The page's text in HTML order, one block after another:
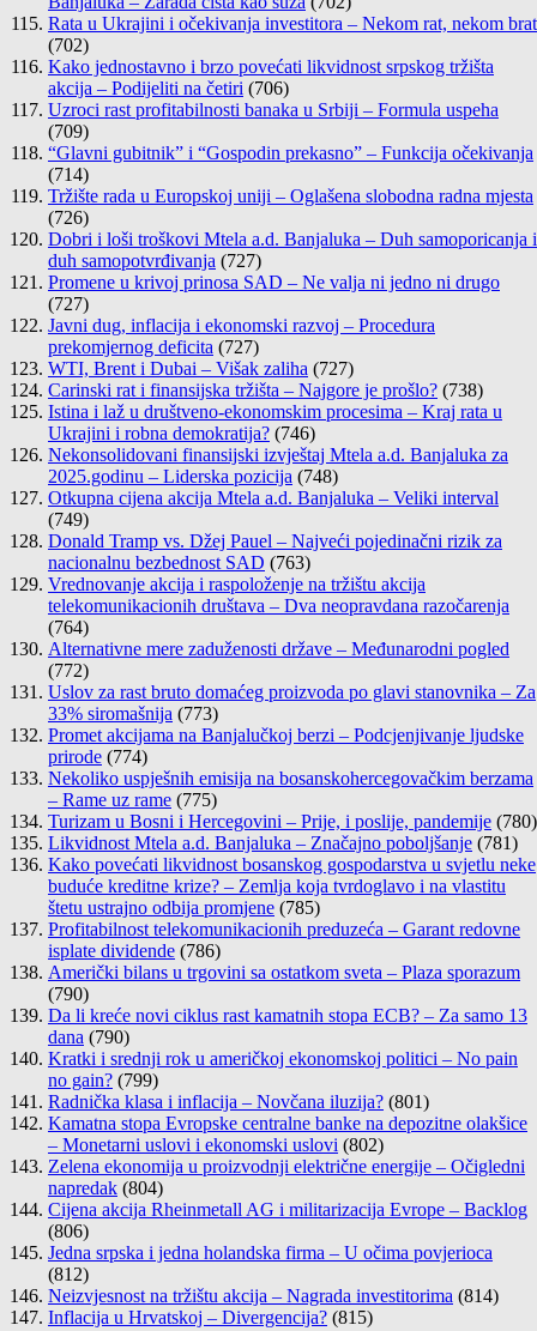
Rata u Ukrajini i očekivanja investitora – Nekom rat, nekom brat
(702)
Kako jednostavno i brzo povećati likvidnost srpskog tržišta
akcija – Podijeliti na četiri (706)
Uzroci rast profitabilnosti banaka u Srbiji – Formula uspeha
(709)
“Glavni gubitnik” i “Gospodin prekasno” – Funkcija očekivanja
(714)
Tržište rada u Europskoj uniji – Oglašena slobodna radna mjesta
(726)
Dobri i loši troškovi Mtela a.d. Banjaluka – Duh samoporicanja i
duh samopotvrđivanja (727)
Promene u krivoj prinosa SAD – Ne valja ni jedno ni drugo
(727)
Javni dug, inflacija i ekonomski razvoj – Procedura
prekomjernog deficita (727)
WTI, Brent i Dubai – Višak zaliha (727)
Carinski rat i finansijska tržišta – Najgore je prošlo? (738)
Istina i laž u društveno-ekonomskim procesima – Kraj rata u
Ukrajini i robna demokratija? (746)
Nekonsolidovani finansijski izvještaj Mtela a.d. Banjaluka za
2025.godinu – Liderska pozicija (748)
Otkupna cijena akcija Mtela a.d. Banjaluka – Veliki interval
(749)
Donald Tramp vs. Džej Pauel – Najveći pojedinačni rizik za
nacionalnu bezbednost SAD (763)
Vrednovanje akcija i raspoloženje na tržištu akcija
telekomunikacionih društava – Dva neopravdana razočarenja
(764)
Alternativne mere zaduženosti države – Međunarodni pogled
(772)
Uslov za rast bruto domaćeg proizvoda po glavi stanovnika – Za
33% siromašnija (773)
Promet akcijama na Banjalučkoj berzi – Podcjenjivanje ljudske
prirode (774)
Nekoliko uspješnih emisija na bosanskohercegovačkim berzama
– Rame uz rame (775)
Turizam u Bosni i Hercegovini – Prije, i poslije, pandemije (780)
Likvidnost Mtela a.d. Banjaluka – Značajno poboljšanje (781)
Kako povećati likvidnost bosanskog gospodarstva u svjetlu neke
buduće kreditne krize? – Zemlja koja tvrdoglavo i na vlastitu
štetu ustrajno odbija promjene (785)
Profitabilnost telekomunikacionih preduzeća – Garant redovne
isplate dividende (786)
Američki bilans u trgovini sa ostatkom sveta – Plaza sporazum
(790)
Da li kreće novi ciklus rast kamatnih stopa ECB? – Za samo 13
dana (790)
Kratki i srednji rok u američkoj ekonomskoj politici – No pain
no gain? (799)
Radnička klasa i inflacija – Novčana iluzija? (801)
Kamatna stopa Evropske centralne banke na depozitne olakšice
– Monetarni uslovi i ekonomski uslovi (802)
Zelena ekonomija u proizvodnji električne energije – Očigledni
napredak (804)
Cijena akcija Rheinmetall AG i militarizacija Evrope – Backlog
(806)
Jedna srpska i jedna holandska firma – U očima povjerioca
(812)
Neizvjesnost na tržištu akcija – Nagrada investitorima (814)
Inflacija u Hrvatskoj – Divergencija? (815)